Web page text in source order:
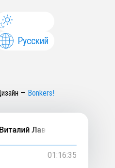
Русский
— Bonkers!
о счастье
01:16:35